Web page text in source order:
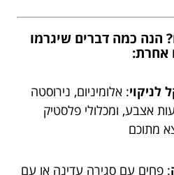
הנה כמה דברים שיגרמו
אחרת:
לניקוי: אלומיניום, נירוסטה
אצבע, ומכלולי פלסטיק
מתוכם
: פחים עם סגירה עדינה או עם